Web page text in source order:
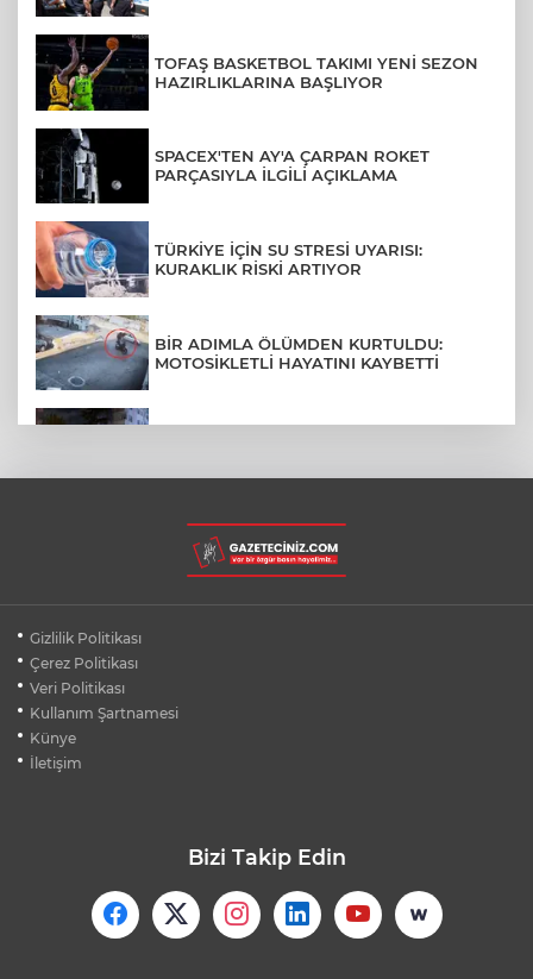
TOFAŞ BASKETBOL TAKIMI YENİ SEZON
HAZIRLIKLARINA BAŞLIYOR
SPACEX'TEN AY'A ÇARPAN ROKET
PARÇASIYLA İLGİLİ AÇIKLAMA
TÜRKİYE İÇİN SU STRESİ UYARISI:
KURAKLIK RİSKİ ARTIYOR
BİR ADIMLA ÖLÜMDEN KURTULDU:
MOTOSİKLETLİ HAYATINI KAYBETTİ
BURSA ŞEHİR HASTANESİ OTOPARKI
AĞUSTOS AYINDA HİZMETE AÇILIYOR
KÜBRA DENİZCİ KESKİN KUPASINI
Gizlilik Politikası
Çerez Politikası
Veri Politikası
Kullanım Şartnamesi
Künye
İletişim
Bizi Takip Edin